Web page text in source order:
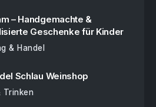
– Handgemachte &
Geschenke für Kinder
& Handel
Schlau Weinshop
Trinken